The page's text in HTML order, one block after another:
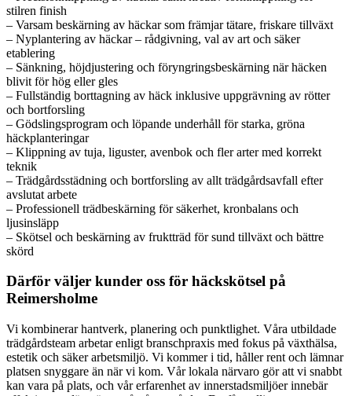
stilren finish
– Varsam beskärning av häckar som främjar tätare, friskare tillväxt
– Nyplantering av häckar – rådgivning, val av art och säker
etablering
– Sänkning, höjdjustering och föryngringsbeskärning när häcken
blivit för hög eller gles
– Fullständig borttagning av häck inklusive uppgrävning av rötter
och bortforsling
– Gödslingsprogram och löpande underhåll för starka, gröna
häckplanteringar
– Klippning av tuja, liguster, avenbok och fler arter med korrekt
teknik
– Trädgårdsstädning och bortforsling av allt trädgårdsavfall efter
avslutat arbete
– Professionell trädbeskärning för säkerhet, kronbalans och
ljusinsläpp
– Skötsel och beskärning av fruktträd för sund tillväxt och bättre
skörd
Därför väljer kunder oss för häckskötsel på
Reimersholme
Vi kombinerar hantverk, planering och punktlighet. Våra utbildade
trädgårdsteam arbetar enligt branschpraxis med fokus på växthälsa,
estetik och säker arbetsmiljö. Vi kommer i tid, håller rent och lämnar
platsen snyggare än när vi kom. Vår lokala närvaro gör att vi snabbt
kan vara på plats, och vår erfarenhet av innerstadsmiljöer innebär